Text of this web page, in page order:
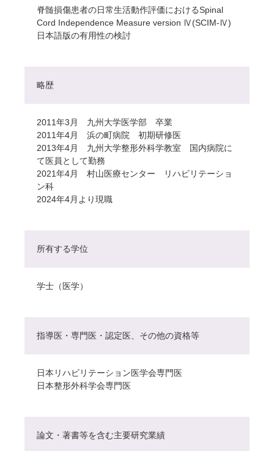
脊髄損傷患者の日常生活動作評価におけるSpinal
Cord Independence Measure version Ⅳ(SCIM-Ⅳ)
日本語版の有用性の検討
略歴
2011年3月 九州大学医学部 卒業
2011年4月 浜の町病院 初期研修医
2013年4月 九州大学整形外科学教室 国内病院に
て医員として勤務
2021年4月 村山医療センター リハビリテーショ
ン科
2024年4月より現職
所有する学位
学士（医学）
指導医・専門医・認定医、その他の資格等
日本リハビリテーション医学会専門医
日本整形外科学会専門医
論文・著書等を含む主要研究業績